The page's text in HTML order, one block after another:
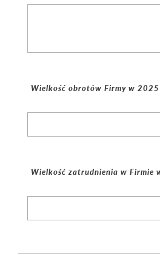
Wielkość obrotów Firmy w 2025
Wielkość zatrudnienia w Firmie